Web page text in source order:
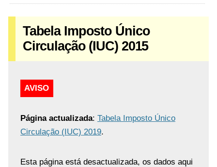
Tabela Imposto Único
Circulação (IUC) 2015
AVISO
Página actualizada: Tabela Imposto Único
Circulação (IUC) 2019.
Esta página está desactualizada, os dados aqui